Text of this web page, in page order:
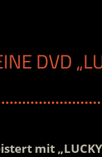
DVD
mit